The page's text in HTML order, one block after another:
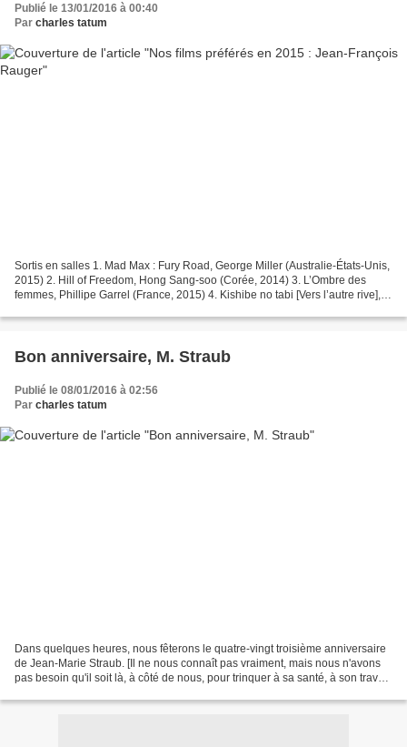
Publié le 13/01/2016 à 00:40
Par charles tatum
Sortis en salles 1. Mad Max : Fury Road, George Miller (Australie-États-Unis,
2015) 2. Hill of Freedom, Hong Sang-soo (Corée, 2014) 3. L’Ombre des
femmes, Phillipe Garrel (France, 2015) 4. Kishibe no tabi [Vers l’autre rive],
Bon anniversaire, M. Straub
Publié le 08/01/2016 à 02:56
Par charles tatum
Dans quelques heures, nous fêterons le quatre-vingt troisième anniversaire
de Jean-Marie Straub. [Il ne nous connaît pas vraiment, mais nous n'avons
pas besoin qu'il soit là, à côté de nous, pour trinquer à sa santé, à son travail,